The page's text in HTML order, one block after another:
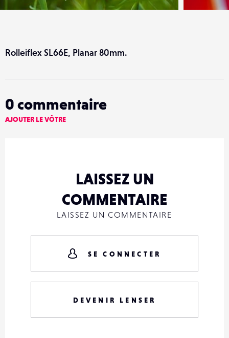
Rolleiflex SL66E, Planar 80mm.
0 commentaire
AJOUTER LE VÔTRE
LAISSEZ UN
COMMENTAIRE
LAISSEZ UN COMMENTAIRE
SE CONNECTER
DEVENIR LENSER